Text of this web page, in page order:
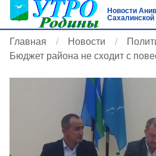
Новости
Сахалинской
Главная Новости
Бюджет района не сходит с